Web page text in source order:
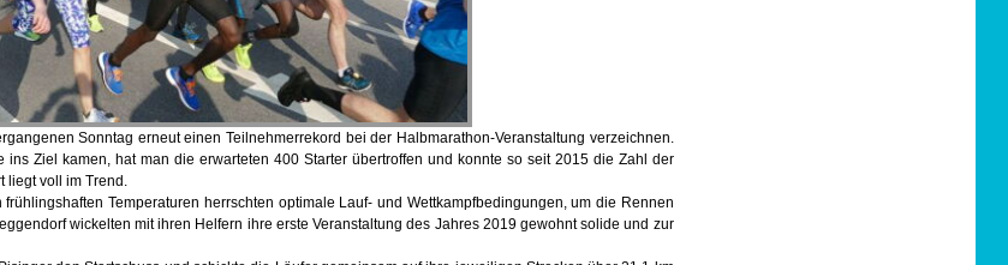
Sonntag erneut einen Teilnehmerrekord bei der Halbmarathon-Veranstaltung verzeichnen.
Ziel kamen, hat man die erwarteten 400 Starter übertroffen und konnte so seit 2015 die Zahl der
liegt voll im Trend.
Temperaturen herrschten optimale Lauf- und Wettkampfbedingungen, um die Rennen
wickelten mit ihren Helfern ihre erste Veranstaltung des Jahres 2019 gewohnt solide und zur